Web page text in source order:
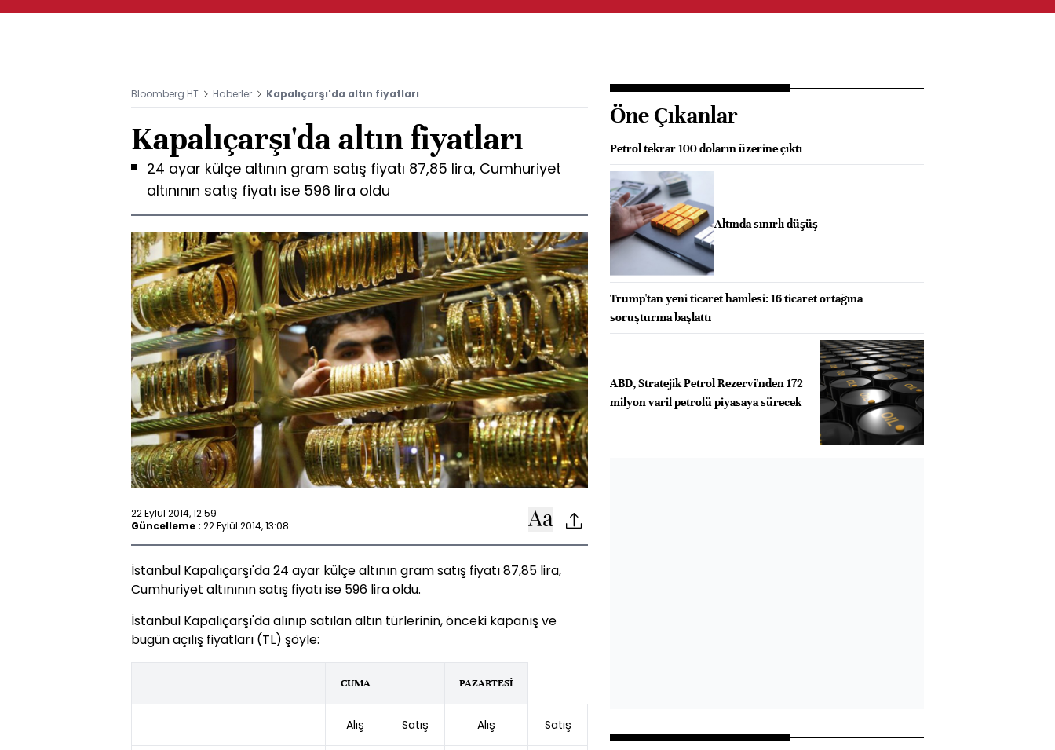
Bloomberg HT Haberler Kapalıçarşı'da altın fiyatları
Kapalıçarşı'da altın fiyatları
24 ayar külçe altının gram satış fiyatı 87,85 lira, Cumhuriyet
altınının satış fiyatı ise 596 lira oldu
22 Eylül 2014, 12:59
Güncelleme : 22 Eylül 2014, 13:08
İstanbul Kapalıçarşı'da 24 ayar külçe altının gram satış fiyatı 87,85 lira,
Cumhuriyet altınının satış fiyatı ise 596 lira oldu.
İstanbul Kapalıçarşı'da alınıp satılan altın türlerinin, önceki kapanış ve
bugün açılış fiyatları (TL) şöyle:
CUMA PAZARTESİ
Alış Satış Alış Satış
Öne Çıkanlar
Petrol tekrar 100 doların üzerine çıktı
Altında sınırlı düşüş
Trump'tan yeni ticaret hamlesi: 16 ticaret ortağına
soruşturma başlattı
ABD, Stratejik Petrol Rezervi'nden 172
milyon varil petrolü piyasaya sürecek